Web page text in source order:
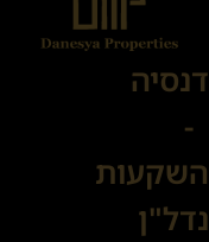
א׳-ה׳
08:00-
00:00
יום ו׳
08:00-
17:00
דנסיה
-
השקעות
נדל"ן